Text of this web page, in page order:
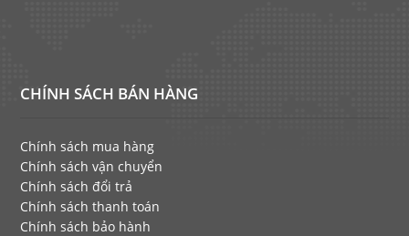
CHÍNH SÁCH BÁN HÀNG
Chính sách mua hàng
Chính sách vận chuyển
Chính sách đổi trả
Chính sách thanh toán
Chính sách bảo hành